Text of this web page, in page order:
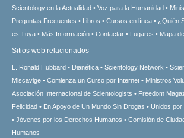
Scientology en la Actualidad
Voz para la Humanidad
Preguntas Frecuentes
Libros Cursos en línea ¿Quién
es Tuya
Más Información Contactar Lugares Mapa
Sitios web relacionados
L. Ronald Hubbard Dianética Scientology Network
Miscavige
Comienza un Curso por Internet
Ministros
Asociación Internacional de Scientologists
Freedom
Felicidad
En Apoyo de Un Mundo Sin Drogas
Unidos
Jóvenes por los Derechos Humanos
Comisión de
Humanos